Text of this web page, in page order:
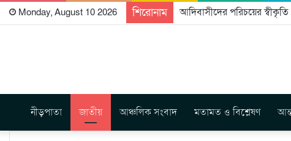
Monday, August 10 2026 শিরোনাম আদিবাসীদের পরিচয়ের স্বীকৃতি
নীড়পাতা জাতীয় আঞ্চলিক সংবাদ মতামত ও বিশ্লেষণ